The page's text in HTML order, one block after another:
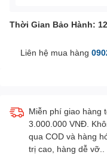
Thời Gian Bảo Hành:
Liên hệ mua hàng
Miễn phí giao hàng
3.000.000 VNĐ.
qua COD và hàng
trị cao, hàng dễ vỡ..